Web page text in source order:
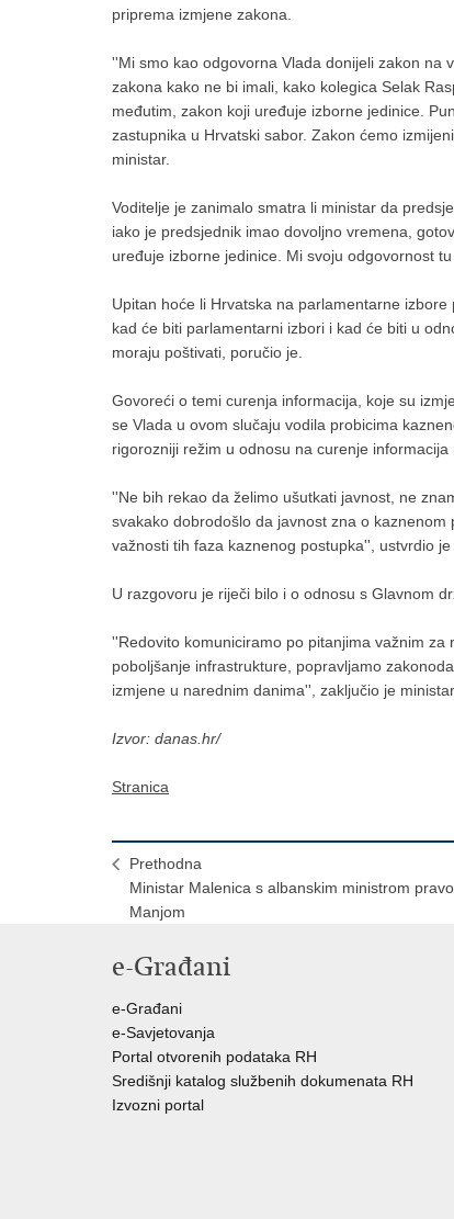
priprema izmjene zakona.
''Mi smo kao odgovorna Vlada donijeli zakon na
zakona kako ne bi imali, kako kolegica Selak
međutim, zakon koji uređuje izborne jedinice.
zastupnika u Hrvatski sabor. Zakon ćemo
ministar.
Voditelje je zanimalo smatra li ministar da
iako je predsjednik imao dovoljno vremena,
uređuje izborne jedinice. Mi svoju odgovornost
Upitan hoće li Hrvatska na parlamentarne
kad će biti parlamentarni izbori i kad će biti u
moraju poštivati, poručio je.
Govoreći o temi curenja informacija, koje su
se Vlada u ovom slučaju vodila probicima
rigorozniji režim u odnosu na curenje
''Ne bih rekao da želimo ušutkati javnost, ne
svakako dobrodošlo da javnost zna o
važnosti tih faza kaznenog postupka'', ustvrdio
U razgovoru je riječi bilo i o odnosu s Glavnom
''Redovito komuniciramo po pitanjima važnim za
poboljšanje infrastrukture, popravljamo
izmjene u narednim danima'', zaključio je
Izvor: danas.hr/
Stranica
Prethodna
Ministar Malenica s albanskim ministrom
Manjom
e-Građani
e-Građani
e-Savjetovanja
Portal otvorenih podataka RH
Središnji katalog službenih dokumenata RH
Izvozni portal